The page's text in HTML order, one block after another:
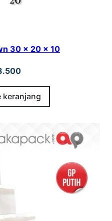
30 x 20 x 10
keranjang